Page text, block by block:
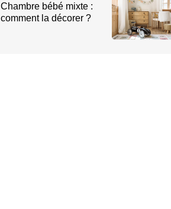
Chambre bébé mixte :
comment la décorer ?